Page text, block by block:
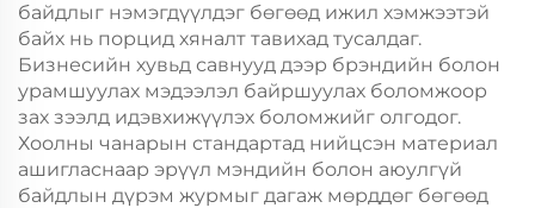
байдлыг нэмэгдүүлдэг бөгөөд ижил хэмжээтэй
байх нь порцид хяналт тавихад тусалдаг.
Бизнесийн хувьд савнууд дээр брэндийн болон
урамшуулах мэдээлэл байршуулах боломжоор
зах зээлд идэвхижүүлэх боломжийг олгодог.
Хоолны чанарын стандартад нийцсэн материал
ашигласнаар эрүүл мэндийн болон аюулгүй
байдлын дүрэм журмыг дагаж мөрддөг бөгөөд